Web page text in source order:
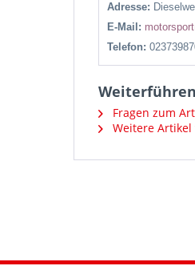
Adresse:
E-Mail:
Telefon:
Fragen zum
Weitere Artikel